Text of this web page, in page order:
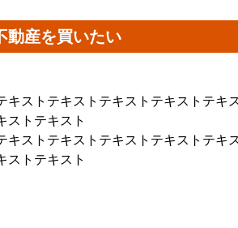
動産を買いたい
ストテキストテキストテキストテキ
ストテキスト
ストテキストテキストテキストテキ
ストテキスト